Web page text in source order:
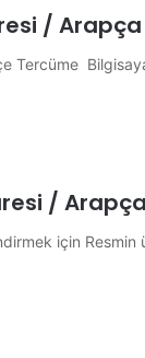
/
Tercüme
/
için Resmin